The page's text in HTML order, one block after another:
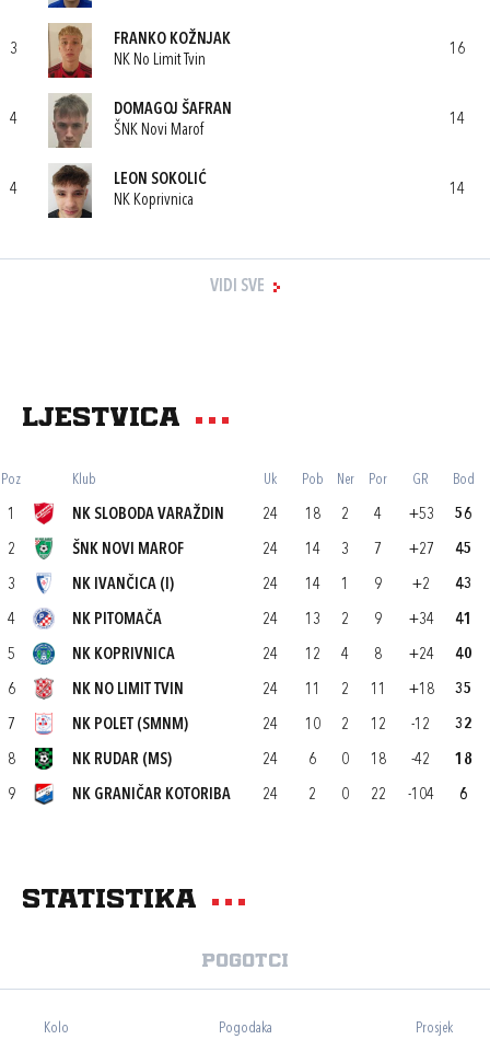
3
FRANKO KOŽNJAK
NK No Limit Tvin
16
4
DOMAGOJ ŠAFRAN
ŠNK Novi Marof
14
4
LEON SOKOLIĆ
NK Koprivnica
14
VIDI SVE
Ljestvica
Poz Klub Uk Pob Ner Por GR Bod
1 NK SLOBODA VARAŽDIN 24 18 2 4 +53 56
2 ŠNK NOVI MAROF 24 14 3 7 +27 45
3 NK IVANČICA (I) 24 14 1 9 +2 43
4 NK PITOMAČA 24 13 2 9 +34 41
5 NK KOPRIVNICA 24 12 4 8 +24 40
6 NK NO LIMIT TVIN 24 11 2 11 +18 35
7 NK POLET (SMNM) 24 10 2 12 -12 32
8 NK RUDAR (MS) 24 6 0 18 -42 18
9 NK GRANIČAR KOTORIBA 24 2 0 22 -104 6
Statistika
Pogotci
Kolo Pogodaka Prosjek